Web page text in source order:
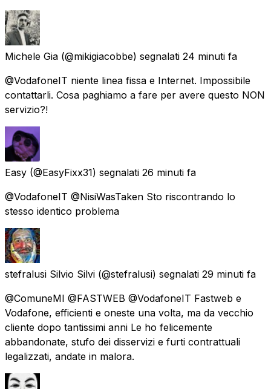
Michele Gia (@mikigiacobbe) segnalati 24 minuti fa
@VodafoneIT niente linea fissa e Internet. Impossibile
contattarli. Cosa paghiamo a fare per avere questo NON
servizio?!
Easy (@EasyFixx31) segnalati 26 minuti fa
@VodafoneIT @NisiWasTaken Sto riscontrando lo
stesso identico problema
stefralusi Silvio Silvi (@stefralusi) segnalati 29 minuti fa
@ComuneMI @FASTWEB @VodafoneIT Fastweb e
Vodafone, efficienti e oneste una volta, ma da vecchio
cliente dopo tantissimi anni Le ho felicemente
abbandonate, stufo dei disservizi e furti contrattuali
legalizzati, andate in malora.